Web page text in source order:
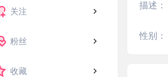
关注
粉丝
收藏
描述：
性别：